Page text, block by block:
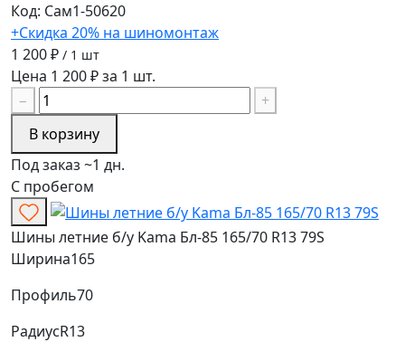
Код: Сам1-50620
+Скидка 20% на шиномонтаж
1 200 ₽ / 1 шт
Цена 1 200 ₽ за 1 шт.
−
+
В корзину
Под заказ ~1 дн.
С пробегом
Шины летние б/у Kama Бл-85 165/70 R13 79S
Ширина165
Профиль70
РадиусR13